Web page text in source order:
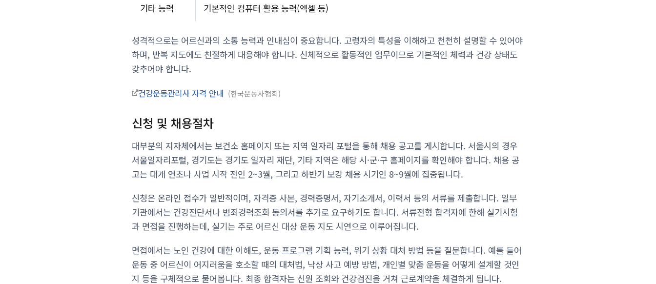
기타 능력 기본적인 컴퓨터 활용 능력(엑셀 등)
성격적으로는 어르신과의 소통 능력과 인내심이 중요합니다. 고령자의 특성을 이해하고 천천히 설명할 수 있어야
하며, 반복 지도에도 친절하게 대응해야 합니다. 신체적으로 활동적인 업무이므로 기본적인 체력과 건강 상태도
갖추어야 합니다.
건강운동관리사 자격 안내 한국운동사협회
신청 및 채용절차
대부분의 지자체에서는 보건소 홈페이지 또는 지역 일자리 포털을 통해 채용 공고를 게시합니다. 서울시의 경우
서울일자리포털, 경기도는 경기도 일자리 재단, 기타 지역은 해당 시·군·구 홈페이지를 확인해야 합니다. 채용 공
고는 대개 연초나 사업 시작 전인 2~3월, 그리고 하반기 보강 채용 시기인 8~9월에 집중됩니다.
신청은 온라인 접수가 일반적이며, 자격증 사본, 경력증명서, 자기소개서, 이력서 등의 서류를 제출합니다. 일부
기관에서는 건강진단서나 범죄경력조회 동의서를 추가로 요구하기도 합니다. 서류전형 합격자에 한해 실기시험
과 면접을 진행하는데, 실기는 주로 어르신 대상 운동 지도 시연으로 이루어집니다.
면접에서는 노인 건강에 대한 이해도, 운동 프로그램 기획 능력, 위기 상황 대처 방법 등을 질문합니다. 예를 들어
운동 중 어르신이 어지러움을 호소할 때의 대처법, 낙상 사고 예방 방법, 개인별 맞춤 운동을 어떻게 설계할 것인
지 등을 구체적으로 물어봅니다. 최종 합격자는 신원 조회와 건강검진을 거쳐 근로계약을 체결하게 됩니다.